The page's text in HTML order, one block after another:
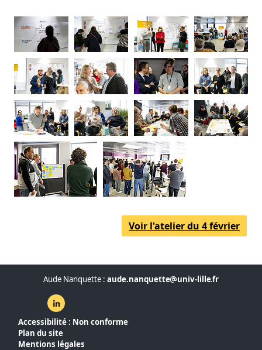
Voir l'atelier du 4 février
Aude Nanquette : aude.nanquette univ-lillefr
Linkedin ( nouvelle fenêtre)
Accessibilité : Non conforme
Plan du site
Mentions légales